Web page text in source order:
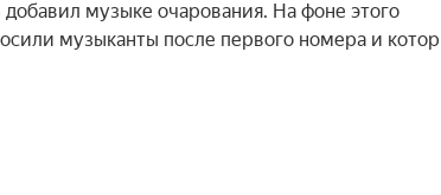
музыке очарования. На фоне этого
музыканты после первого номера и